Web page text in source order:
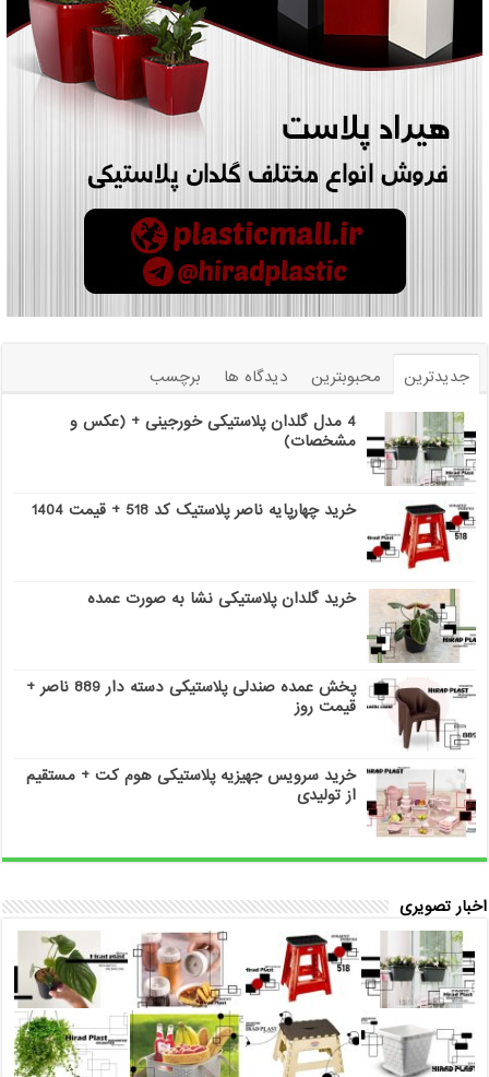
جدیدترین محبوبترین دیدگاه ها
برچسب
4 مدل گلدان پلاستیکی خورجینی + (عکس و
مشخصات)
خرید چهارپایه ناصر پلاستیک کد 518 + قیمت 1404
خرید گلدان پلاستیکی نشا به صورت عمده
پخش عمده صندلی پلاستیکی دسته دار 889 ناصر +
قیمت روز
خرید سرویس جهیزیه پلاستیکی هوم کت + مستقیم
از تولیدی
اخبار تصویری